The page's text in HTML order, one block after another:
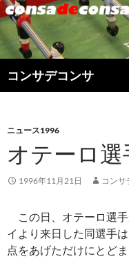
コンサデコンサ
索
ン
へ
キ
ニュース1996
オテーロ選
1996年11月21日 コンサ
この日、オテーロ選
イより来日した同選手
点をあげただけにとど